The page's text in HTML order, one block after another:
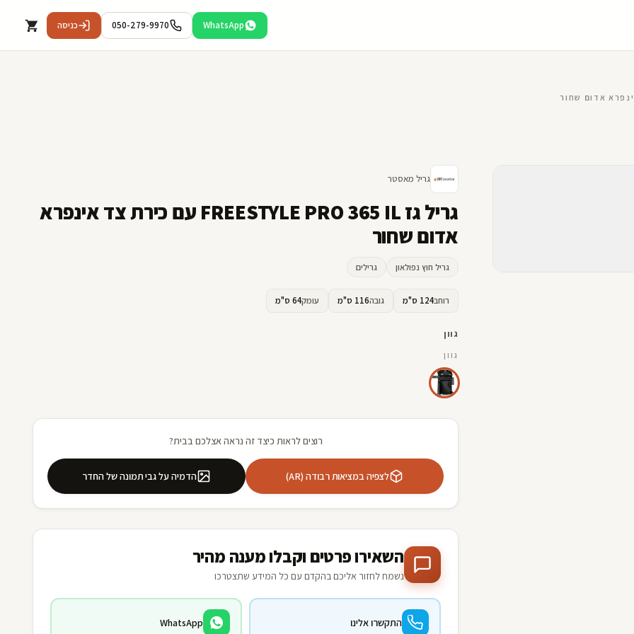
WhatsApp
050-279-9970 כניסה
גריל מאסטר
גריל גז FREESTYLE PRO 365 IL עם כירת צד אינפרא
אדום שחור
גריל חוץ נפולאון גרילים
רוחב124 ס"מ גובה116 ס"מ עומק64 ס"מ
גוון
גוון
רוצים לראות כיצד זה נראה אצלכם בבית?
לצפיה במציאות רבודה (AR) הדמיה על גבי תמונה של החדר
השאירו פרטים וקבלו מענה מהיר
נשמח לחזור אליכם בהקדם עם כל המידע שתצטרכו
התקשרו אלינו WhatsApp